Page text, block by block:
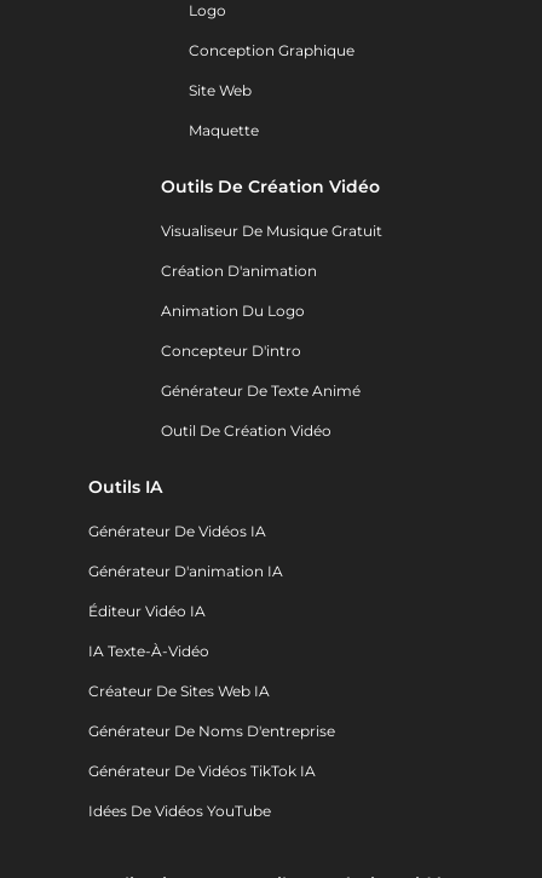
Logo
Conception Graphique
Site Web
Maquette
Outils De Création Vidéo
Visualiseur De Musique Gratuit
Création D'animation
Animation Du Logo
Concepteur D'intro
Générateur De Texte Animé
Outil De Création Vidéo
Outils IA
Générateur De Vidéos IA
Générateur D'animation IA
Éditeur Vidéo IA
IA Texte-À-Vidéo
Créateur De Sites Web IA
Générateur De Noms D'entreprise
Générateur De Vidéos TikTok IA
Idées De Vidéos YouTube